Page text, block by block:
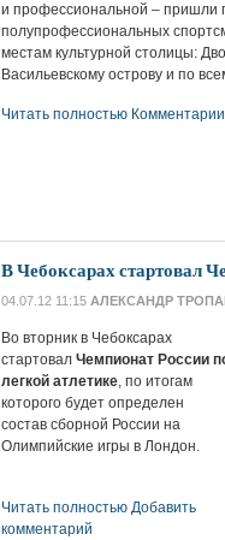
и профессиональной – пришли
полупрофессиональных
местам культурной столицы:
Васильевскому острову и по
Читать полностью
В Чебоксарах стартовал
04.07.12 11:15 АЛЕКСАНДР
Во вторник в Чебоксарах
стартовал Чемпионат России
легкой атлетике, по итогам
которого будет определен
состав сборной России на
Олимпийские игры в Лондон.
Читать полностью Добавить
комментарий